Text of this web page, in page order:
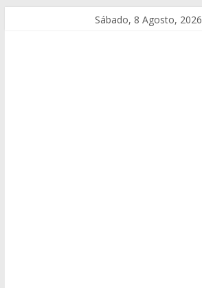
Sábado, 8 Agosto, 2026